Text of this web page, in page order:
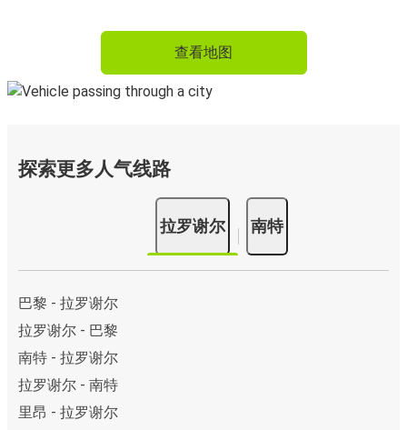
查看地图
探索更多人气线路
拉罗谢尔 南特
巴黎 - 拉罗谢尔
拉罗谢尔 - 巴黎
南特 - 拉罗谢尔
拉罗谢尔 - 南特
里昂 - 拉罗谢尔